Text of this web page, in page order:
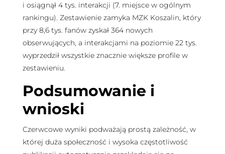
i osiągnął 4 tys. interakcji (7. miejsce w ogólnym
rankingu). Zestawienie zamyka MZK Koszalin, który
przy 8,6 tys. fanów zyskał 364 nowych
obserwujących, a interakcjami na poziomie 22 tys.
wyprzedził wszystkie znacznie większe profile w
zestawieniu.
Podsumowanie i
wnioski
Czerwcowe wyniki podważają prostą zależność, w
której duża społeczność i wysoka częstotliwość